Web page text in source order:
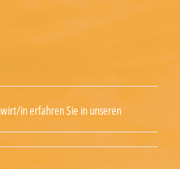
in erfahren Sie in unseren